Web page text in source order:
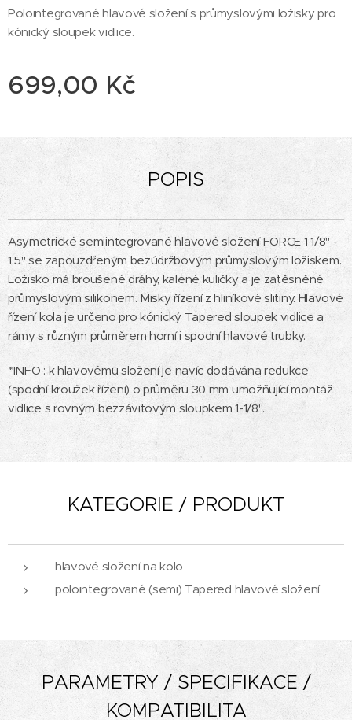
Polointegrované hlavové složení s průmyslovými ložisky pro
kónický sloupek vidlice.
699,00 Kč
POPIS
Asymetrické semiintegrované hlavové složení FORCE 1 1/8" -
1,5" se zapouzdřeným bezúdržbovým průmyslovým ložiskem.
Ložisko má broušené dráhy, kalené kuličky a je zatěsněné
průmyslovým silikonem. Misky řízení z hliníkové slitiny. Hlavové
řízení kola je určeno pro kónický Tapered sloupek vidlice a
rámy s různým průměrem horní i spodní hlavové trubky.
*INFO : k hlavovému složení je navíc dodávána redukce
(spodní kroužek řízení) o průměru 30 mm umožňující montáž
vidlice s rovným bezzávitovým sloupkem 1-1/8".
KATEGORIE / PRODUKT
hlavové složení na kolo
polointegrované (semi) Tapered hlavové složení
PARAMETRY / SPECIFIKACE /
KOMPATIBILITA